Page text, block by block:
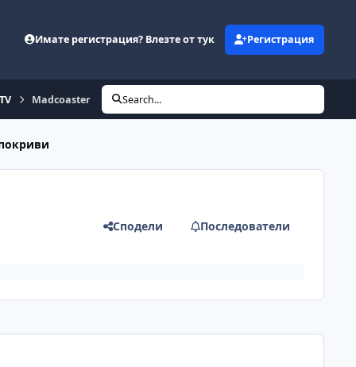
Имате регистрация? Влезте от тук Регистрация
Madcoaster Search...
Сподели Последователи